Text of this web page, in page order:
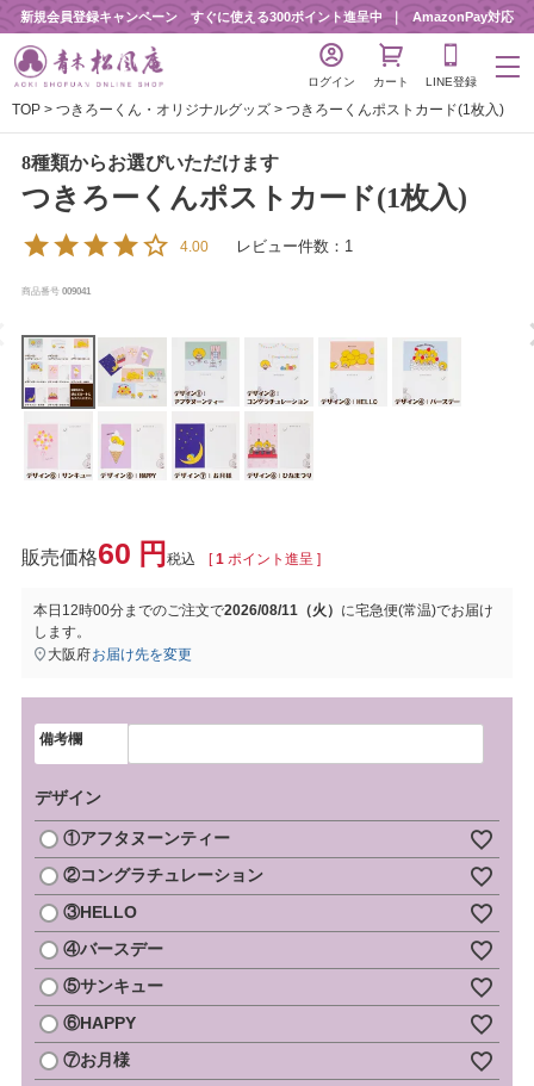
新規会員登録キャンペーン すぐに使える300ポイント進呈中 AmazonPay対応
ログイン カート LINE登録
TOP つきろーくん・オリジナルグッズ つきろーくんポストカード(1枚入)
8種類からお選びいただけます
つきろーくんポストカード(1枚入)
4.00 レビュー件数：1
商品番号 009041
60 税込 [ 1 ポイント進呈 ]
本日 12時00分までのご注文で2026/08/11（火） に宅急便(常温)でお届け
します。
大阪府お届け先を変更
備考欄
デザイン
①アフタヌーンティー
②コングラチュレーション
③HELLO
④バースデー
⑤サンキュー
⑥HAPPY
⑦お月様